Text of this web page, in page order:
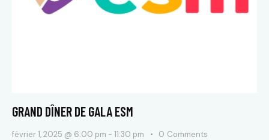
GRAND DÎNER DE GALA ESM
février 1, 2025 @ 6:00 pm - 11:30 pm 0 Comments